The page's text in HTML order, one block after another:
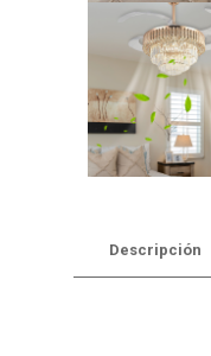
Descripción